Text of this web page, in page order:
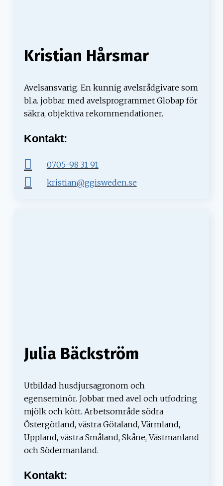
Kristian Hårsmar
Avelsansvarig. En kunnig avelsrådgivare som
bl.a. jobbar med avelsprogrammet Globap för
säkra, objektiva rekommendationer.
Kontakt:
0705-98 31 91
kristian@ggisweden.se
Julia Bäckström
Utbildad husdjursagronom och
egenseminör. Jobbar med avel och utfodring
mjölk och kött. Arbetsområde södra
Östergötland, västra Götaland, Värmland,
Uppland, västra Småland, Skåne, Västmanland
och Södermanland.
Kontakt: